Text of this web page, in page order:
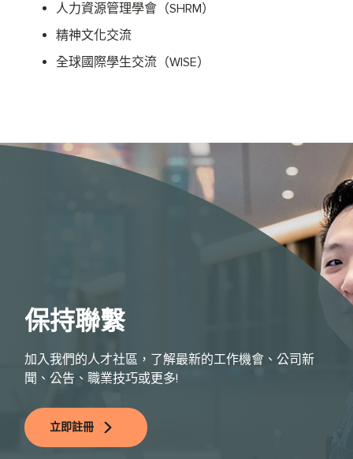
人力資源管理學會（SHRM）
精神文化交流
全球國際學生交流（WISE）
保持聯繫
加入我們的人才社區，了解最新的工作機會、公司新
聞、公告、職業技巧或更多!
立即註冊